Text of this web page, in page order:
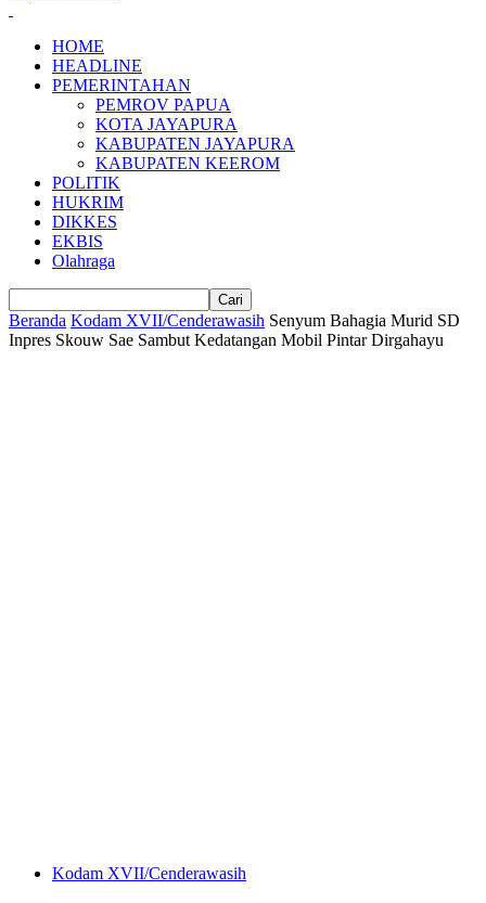
HOME
HEADLINE
PEMERINTAHAN
PEMROV PAPUA
KOTA JAYAPURA
KABUPATEN JAYAPURA
KABUPATEN KEEROM
POLITIK
HUKRIM
DIKKES
EKBIS
Olahraga
Beranda Kodam XVII/Cenderawasih Senyum Bahagia Murid SD
Inpres Skouw Sae Sambut Kedatangan Mobil Pintar Dirgahayu
Kodam XVII/Cenderawasih